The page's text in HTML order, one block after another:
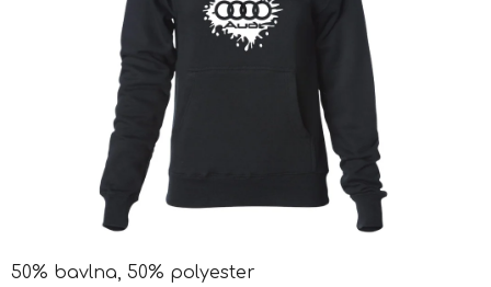
50% bavlna, 50% polyester